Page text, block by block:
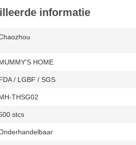
informatie
HOME
/ LGBF / SGS
THSG02
stcs